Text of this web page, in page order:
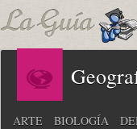
ARTE BIOLOGÍA